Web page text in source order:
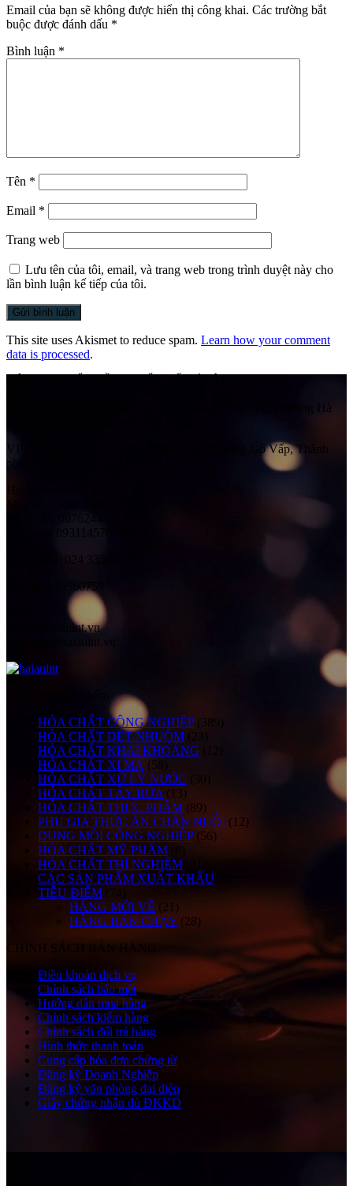
Email của bạn sẽ không được hiển thị công khai. Các trường bắt
buộc được đánh dấu *
Bình luận *
Tên *
Email *
Trang web
Lưu tên của tôi, email, và trang web trong trình duyệt này cho
lần bình luận kế tiếp của tôi.
This site uses Akismet to reduce spam. Learn how your comment
data is processed.
Số 41 Ngách 58 Ngõ 108, Đường Trần Phú, Phường Hà
VP HCM:
Số 525/1/10H Quang Trung, Phường Gò Vấp, Thành
phố Hồ Chí Minh, Việt Nam
Hotline:
Mr. Ngọc Anh: 0983565628
Mr. Tuấn: 0976244181 (HN)
Mr. Lâm: 0931145765 (SG)
024 33560759
haiau@haiauint.vn
HÓA CHẤT CÔNG NGHIỆP (389)
HÓA CHẤT DỆT NHUỘM (23)
HÓA CHẤT KHAI KHOÁNG
HÓA CHẤT XI MẠ (58)
HÓA CHẤT XỬ LÝ NƯỚC (30)
HÓA CHẤT TẨY RỬA (13)
HÓA CHẤT THỰC PHẨM (89)
PHỤ GIA THỨC ĂN CHĂN NUÔI (12)
DUNG MÔI CÔNG NGHIỆP (56)
HÓA CHẤT MỸ PHẨM
(8)
HÓA CHẤT THÍ NGHIỆM
CÁC SẢN PHẨM XUẤT KHẨU
TIÊU ĐIỂM
(74)
HÀNG MỚI VỀ (21)
HÀNG BÁN CHẠY (28)
CHÍNH SÁCH BÁN HÀNG
Điều khoản dịch vụ
Chính sách bảo mật
Hướng dẫn mua hàng
Chính sách kiểm hàng
Chính sách đổi trả hàng
Hình thức thanh toán
Cung cấp hóa đơn chứng từ
Đăng ký Doanh Nghiệp
Đăng ký văn phòng đại diện
Giấy chứng nhận đủ ĐKKD